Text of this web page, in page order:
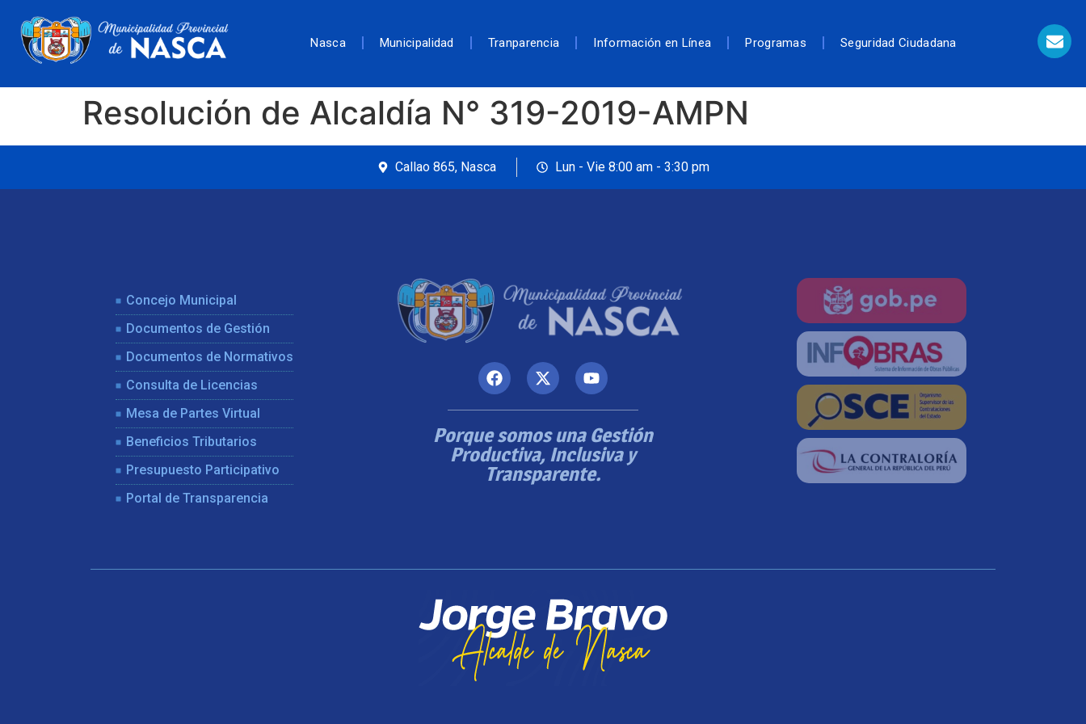
Nasca Municipalidad Tranparencia Información en Línea Programas Seguridad Ciudadana
Resolución de Alcaldía N° 319-2019-AMPN
Callao 865, Nasca Lun - Vie 8:00 am - 3:30 pm
Concejo Municipal
Documentos de Gestión
Documentos de Normativos
Consulta de Licencias
Mesa de Partes Virtual
Beneficios Tributarios
Presupuesto Participativo
Portal de Transparencia
Porque somos una Gestión
Productiva, Inclusiva y
Transparente.